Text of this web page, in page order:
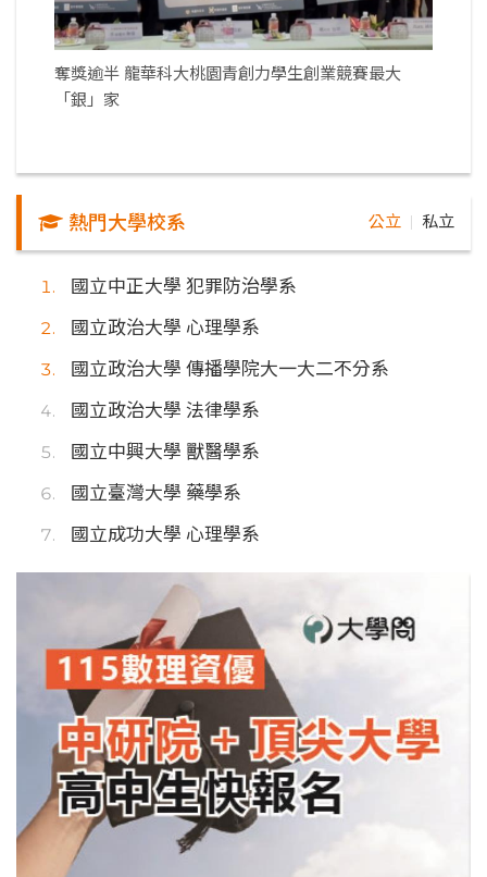
奪獎逾半 龍華科大桃園青創力學生創業競賽最大
「銀」家
熱門大學校系 公立 私立
國立中正大學 犯罪防治學系
國立政治大學 心理學系
國立政治大學 傳播學院大一大二不分系
國立政治大學 法律學系
國立中興大學 獸醫學系
國立臺灣大學 藥學系
國立成功大學 心理學系